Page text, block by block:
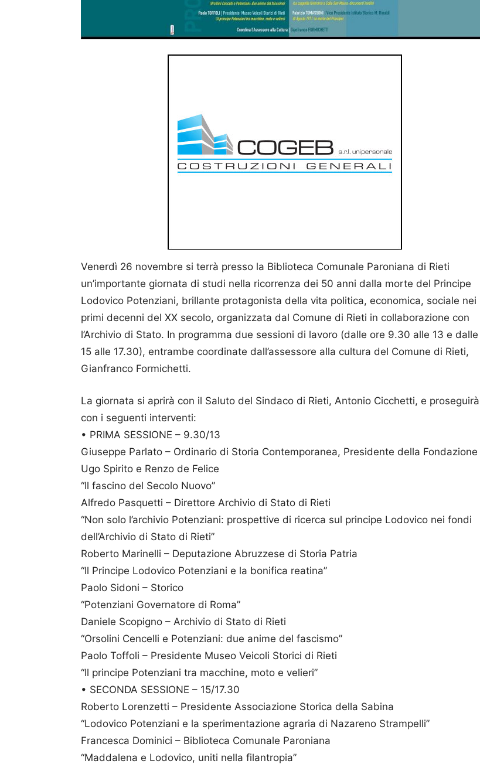
Venerdì 26 novembre si terrà presso la Biblioteca Comunale Paroniana di Rieti
un’importante giornata di studi nella ricorrenza dei 50 anni dalla morte del Principe
Lodovico Potenziani, brillante protagonista della vita politica, economica, sociale nei
primi decenni del XX secolo, organizzata dal Comune di Rieti in collaborazione con
l’Archivio di Stato. In programma due sessioni di lavoro (dalle ore 9.30 alle 13 e dalle
15 alle 17.30), entrambe coordinate dall’assessore alla cultura del Comune di Rieti,
Gianfranco Formichetti.
La giornata si aprirà con il Saluto del Sindaco di Rieti, Antonio Cicchetti, e proseguirà
con i seguenti interventi:
• PRIMA SESSIONE – 9.30/13
Giuseppe Parlato – Ordinario di Storia Contemporanea, Presidente della Fondazione
Ugo Spirito e Renzo de Felice
“Il fascino del Secolo Nuovo”
Alfredo Pasquetti – Direttore Archivio di Stato di Rieti
“Non solo l’archivio Potenziani: prospettive di ricerca sul principe Lodovico nei fondi
dell’Archivio di Stato di Rieti”
Roberto Marinelli – Deputazione Abruzzese di Storia Patria
“Il Principe Lodovico Potenziani e la bonifica reatina”
Paolo Sidoni – Storico
“Potenziani Governatore di Roma”
Daniele Scopigno – Archivio di Stato di Rieti
“Orsolini Cencelli e Potenziani: due anime del fascismo”
Paolo Toffoli – Presidente Museo Veicoli Storici di Rieti
“Il principe Potenziani tra macchine, moto e velieri”
• SECONDA SESSIONE – 15/17.30
Roberto Lorenzetti – Presidente Associazione Storica della Sabina
“Lodovico Potenziani e la sperimentazione agraria di Nazareno Strampelli”
Francesca Dominici – Biblioteca Comunale Paroniana
“Maddalena e Lodovico, uniti nella filantropia”